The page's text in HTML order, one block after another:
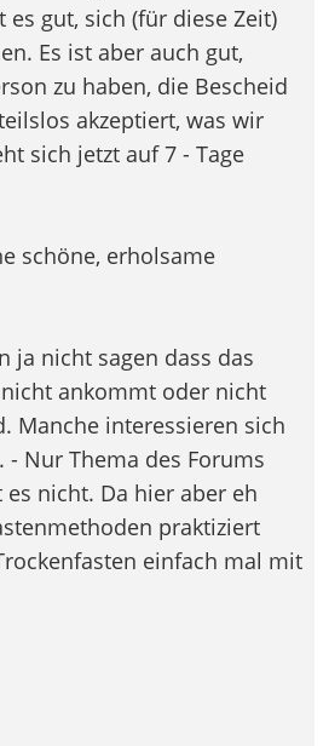
gut, sich (für diese Zeit)
Es ist aber auch gut,
zu haben, die Bescheid
akzeptiert, was wir
sich jetzt auf 7 - Tage
schöne, erholsame
ja nicht sagen dass das
ankommt oder nicht
Manche interessieren sich
Nur Thema des Forums
nicht. Da hier aber eh
praktiziert
einfach mal mit